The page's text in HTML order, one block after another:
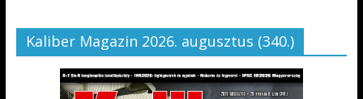
Kaliber Magazin 2026. augusztus (340.)